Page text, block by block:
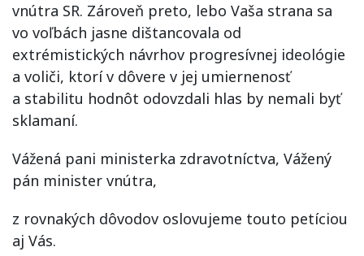
vnútra SR. Zároveň preto, lebo Vaša strana sa
vo voľbách jasne dištancovala od
extrémistických návrhov progresívnej ideológie
a voliči, ktorí v dôvere v jej umiernenosť
a stabilitu hodnôt odovzdali hlas by nemali byť
sklamaní.
Vážená pani ministerka zdravotníctva, Vážený
pán minister vnútra,
z rovnakých dôvodov oslovujeme touto petíciou
aj Vás.